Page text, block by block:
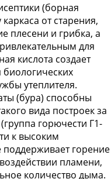
(борная
от старения,
плесени и грибка, а
для
кислота создает
биологических
утеплителя.
(бура) способны
вида построек за
горючести Г1-
к высоким
горение
пламени,
количество дыма.